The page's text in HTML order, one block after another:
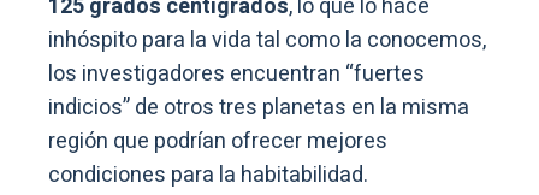
125 grados centígrados, lo que lo hace
inhóspito para la vida tal como la conocemos,
los investigadores encuentran “fuertes
indicios” de otros tres planetas en la misma
región que podrían ofrecer mejores
condiciones para la habitabilidad.